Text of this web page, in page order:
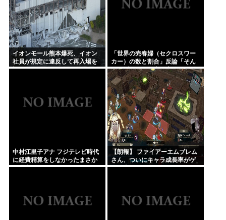
イオンモール熊本爆死、イオン
社員が規定に違反して再入場を
許可していた
「世界の売春婦（セクロスワー
カー）の数と割合」反論「そん
なはずはない日本は上位なはず
だ」←これ
中村江里子アナ フジテレビ時代
に経費精算をしなかったまさか
の理由明かす
【朗報】 ファイアーエムブレム
さん、ついにキャラ成長率がゲ
ーム内で見れるようになる